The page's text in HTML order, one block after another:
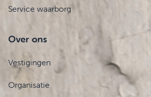
Service waarborg
Over ons
Vestigingen
Organisatie